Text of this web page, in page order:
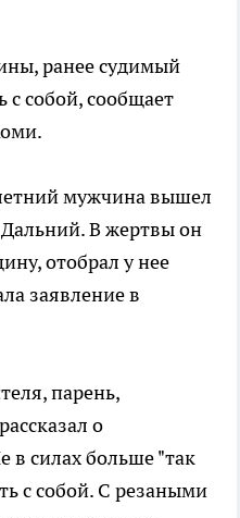
ранее судимый
с собой, сообщает
мужчина вышел
В жертвы он
отобрал у нее
заявление в
парень,
о
в силах больше "так
с собой. С резаными